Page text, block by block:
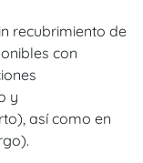
recubrimiento de
con
y
así como en